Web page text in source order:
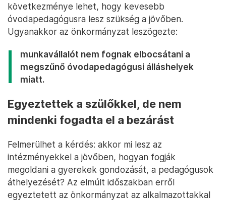
következménye lehet, hogy kevesebb
óvodapedagógusra lesz szükség a jövőben.
Ugyanakkor az önkormányzat leszögezte:
munkavállalót nem fognak elbocsátani a
megszűnő óvodapedagógusi álláshelyek
miatt.
Egyeztettek a szülőkkel, de nem
mindenki fogadta el a bezárást
Felmerülhet a kérdés: akkor mi lesz az
intézményekkel a jövőben, hogyan fogják
megoldani a gyerekek gondozását, a pedagógusok
áthelyezését? Az elmúlt időszakban erről
egyeztetett az önkormányzat az alkalmazottakkal